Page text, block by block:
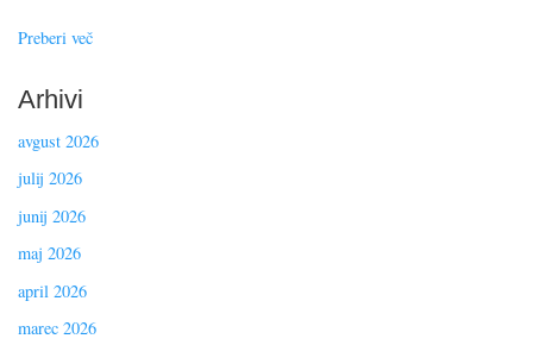
Preberi več
Arhivi
avgust 2026
julij 2026
junij 2026
maj 2026
april 2026
marec 2026